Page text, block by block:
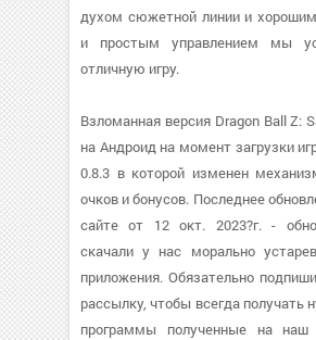
духом сюжетной линии и
и простым управлением мы
отличную игру.
Взломанная версия Dragon Ball Z:
на Андроид на момент загрузки
0.8.3 в которой изменен
очков и бонусов. Последнее
сайте от 12 окт. 2023?г. -
скачали у нас морально
приложения. Обязательно
рассылку, чтобы всегда получать
программы полученные на наш